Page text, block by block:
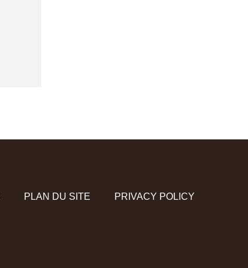
PLAN DU SITE PRIVACY POLICY